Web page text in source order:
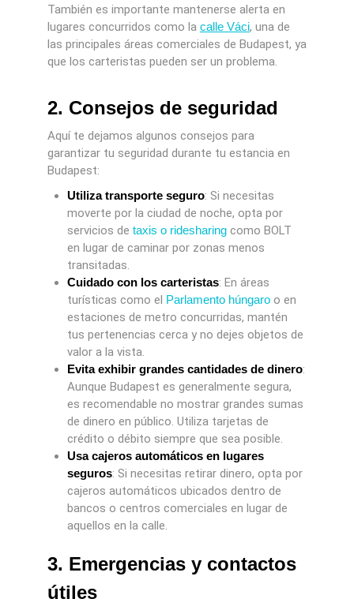
También es importante mantenerse alerta en
lugares concurridos como la calle Váci, una de
las principales áreas comerciales de Budapest, ya
que los carteristas pueden ser un problema.
2. Consejos de seguridad
Aquí te dejamos algunos consejos para
garantizar tu seguridad durante tu estancia en
Budapest:
Utiliza transporte seguro: Si necesitas
moverte por la ciudad de noche, opta por
servicios de taxis o ridesharingcomo BOLT
en lugar de caminar por zonas menos
transitadas.
Cuidado con los carteristas: En áreas
turísticas como el Parlamento húngaroo en
estaciones de metro concurridas, mantén
tus pertenencias cerca y no dejes objetos de
valor a la vista.
Evita exhibir grandes cantidades de dinero:
Aunque Budapest es generalmente segura,
es recomendable no mostrar grandes sumas
de dinero en público. Utiliza tarjetas de
crédito o débito siempre que sea posible.
Usa cajeros automáticos en lugares
seguros: Si necesitas retirar dinero, opta por
cajeros automáticos ubicados dentro de
bancos o centros comerciales en lugar de
aquellos en la calle.
3. Emergencias y contactos
útiles